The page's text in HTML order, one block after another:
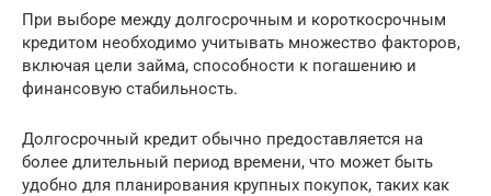
При выборе между долгосрочным и короткосрочным
кредитом необходимо учитывать множество факторов,
включая цели займа, способности к погашению и
финансовую стабильность.
Долгосрочный кредит обычно предоставляется на
более длительный период времени, что может быть
удобно для планирования крупных покупок, таких как